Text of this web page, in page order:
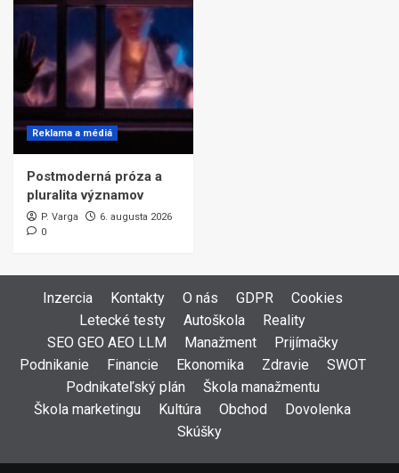
Reklama a médiá
Postmoderná próza a
pluralita významov
P. Varga
6. augusta 2026
0
Inzercia Kontakty O nás GDPR
Cookies
Letecké testy
Autoškola
Reality
SEO GEO AEO LLM
Manažment
Prijímačky
Podnikanie
Financie Ekonomika Zdravie
SWOT
Podnikateľský plán
Škola manažmentu
Škola marketingu
Kultúra Obchod
Dovolenka
Skúšky